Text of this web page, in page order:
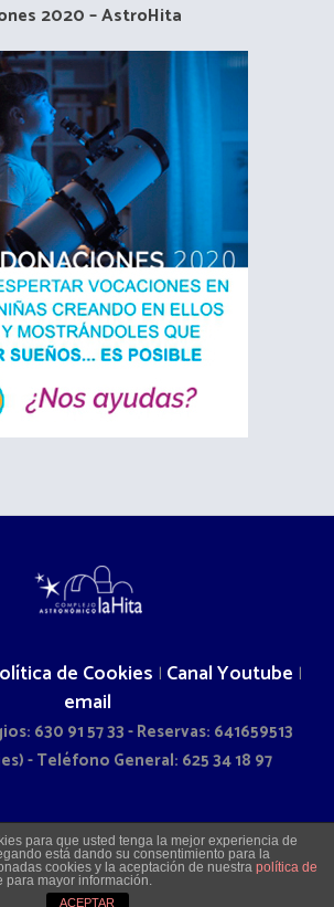
2020 – AstroHita
de Cookies | Canal Youtube |
email
630 91 57 33 - Reservas: 641659513
- Teléfono General: 625 34 18 97
ASTRONÓMICO LA HITA - CAMINO DOÑA
VILLA DE DON FADRIQUE (TOLEDO)
para que usted tenga la mejor experiencia de
está dando su consentimiento para la
cookies y la aceptación de nuestra política de
para mayor información.
ACEPTAR